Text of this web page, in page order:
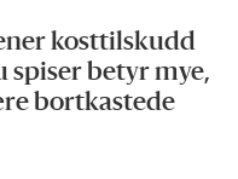
kosttilskudd
spiser betyr mye,
bortkastede